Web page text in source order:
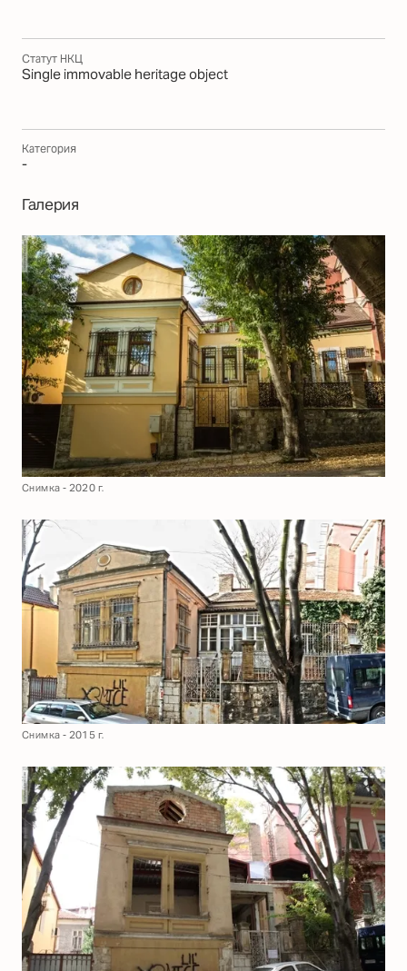
Статут НКЦ
Single immovable heritage object
Категория
-
Галерия
Снимка - 2020 г.
Снимка - 2015 г.